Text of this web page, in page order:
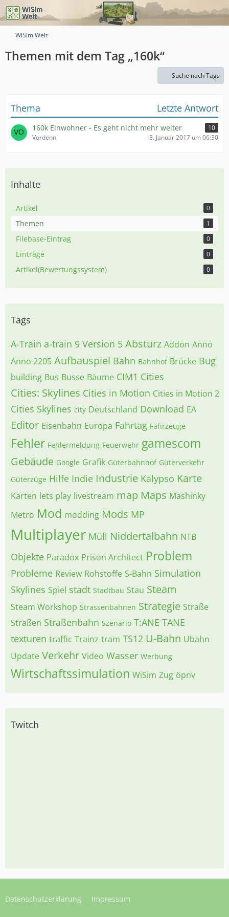
WiSim Welt
Themen mit dem Tag „160k“
Suche nach Tags
Thema Letzte Antwort
160k Einwohner - Es geht nicht mehr weiter
10
Vordenn
8. Januar 2017 um 06:30
Inhalte
Artikel 0
Themen 1
Filebase-Eintrag 0
Einträge 0
Artikel(Bewertungssystem) 0
Tags
A-Train a-train 9 Version 5 Absturz Addon Anno
Anno 2205 Aufbauspiel Bahn Bahnhof Brücke Bug
building Bus Busse Bäume CIM1 Cities
Cities: Skylines Cities in Motion Cities in Motion 2
Cities Skylines city Deutschland Download EA
Editor Eisenbahn Europa Fahrtag Fahrzeuge
Fehler Fehlermeldung Feuerwehr gamescom
Gebäude Google Grafik Güterbahnhof Güterverkehr
Güterzüge Hilfe Indie Industrie Kalypso Karte
Karten lets play livestream map Maps Mashinky
Metro Mod modding Mods MP
Multiplayer Müll Niddertalbahn NTB
Objekte Paradox Prison Architect Problem
Probleme Review Rohstoffe S-Bahn Simulation
Skylines Spiel stadt Stadtbau Stau Steam
Steam Workshop Strassenbahnen Strategie Straße
Straßen Straßenbahn Szenario T:ANE TANE
texturen traffic Trainz tram TS12 U-Bahn Ubahn
Update Verkehr Video Wasser Werbung
Wirtschaftssimulation WiSim Zug öpnv
Twitch
Datenschutzerklärung Impressum